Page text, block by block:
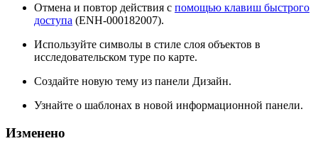
Отмена и повтор действия с помощью клавиш быстрого
доступа (ENH-000182007).
Используйте символы в стиле слоя объектов в
исследовательском туре по карте.
Создайте новую тему из панели Дизайн.
Узнайте о шаблонах в новой информационной панели.
Изменено